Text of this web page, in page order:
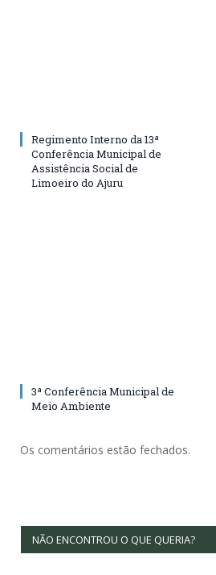
Regimento Interno da 13ª
Conferência Municipal de
Assistência Social de
Limoeiro do Ajuru
3ª Conferência Municipal de
Meio Ambiente
Os comentários estão fechados.
NÃO ENCONTROU O QUE QUERIA?